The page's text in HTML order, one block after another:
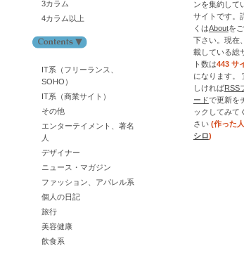
3カラム
4カラム以上
IT系（フリーランス、
SOHO）
IT系（商業サイト）
その他
エンターテイメント、著名
人
デザイナー
ニュース・マガジン
ファッション、アパレル系
個人の日記
旅行
美容健康
飲食系
ンを集約して
サイトです。
くはAboutを
下さい。現在
載している総
ト数は443 サ
になります。
しければRSS
ードで更新を
ックしてみて
さい (作った人
シロ)